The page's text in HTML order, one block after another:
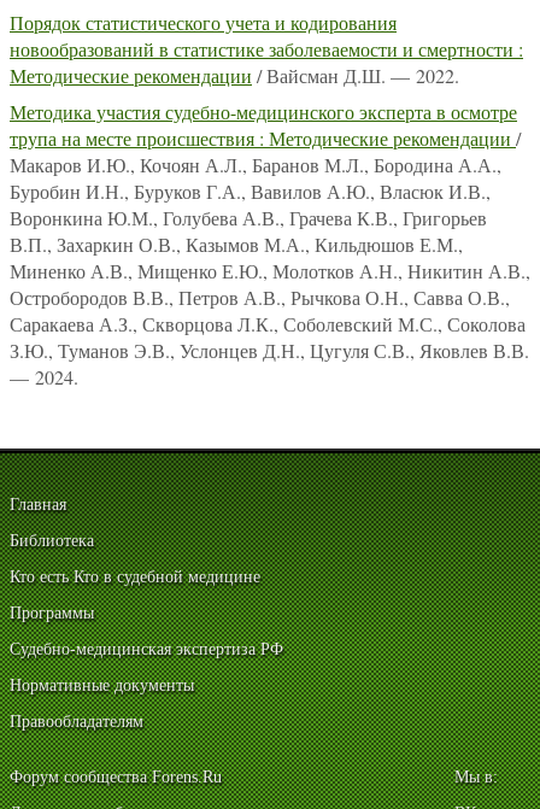
Порядок статистического учета и кодирования
новообразований в статистике заболеваемости и смертности :
Методические рекомендации / Вайсман Д.Ш. — 2022.
Методика участия судебно-медицинского эксперта в осмотре
трупа на месте происшествия : Методические рекомендации /
Макаров И.Ю., Кочоян А.Л., Баранов М.Л., Бородина А.А.,
Буробин И.Н., Буруков Г.А., Вавилов А.Ю., Власюк И.В.,
Воронкина Ю.М., Голубева А.В., Грачева К.В., Григорьев
В.П., Захаркин О.В., Казымов М.А., Кильдюшов Е.М.,
Миненко А.В., Мищенко Е.Ю., Молотков А.Н., Никитин А.В.,
Остробородов В.В., Петров А.В., Рычкова О.Н., Савва О.В.,
Саракаева А.З., Скворцова Л.К., Соболевский М.С., Соколова
З.Ю., Туманов Э.В., Услонцев Д.Н., Цугуля С.В., Яковлев В.В.
— 2024.
Главная
Библиотека
Кто есть Кто в судебной медицине
Программы
Судебно-медицинская экспертиза РФ
Нормативные документы
Правообладателям
Форум сообщества Forens.Ru
Мы в: